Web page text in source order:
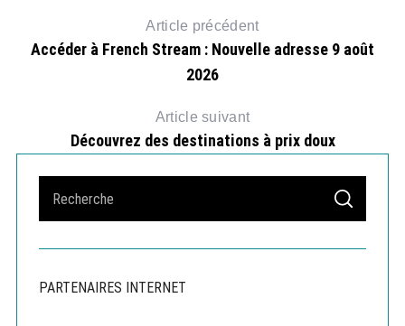
Article précédent
Accéder à French Stream : Nouvelle adresse 9 août
2026
Article suivant
Découvrez des destinations à prix doux
a
r
h
S
A
C
PARTENAIRES INTERNET